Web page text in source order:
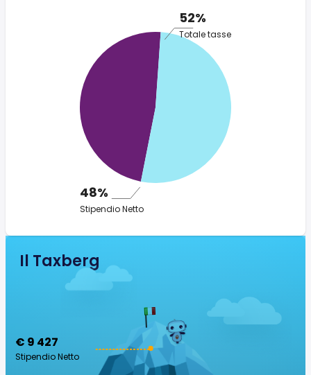
52%
Totale tasse
48%
Stipendio Netto
Il Taxberg
€ 9 427
Stipendio Netto